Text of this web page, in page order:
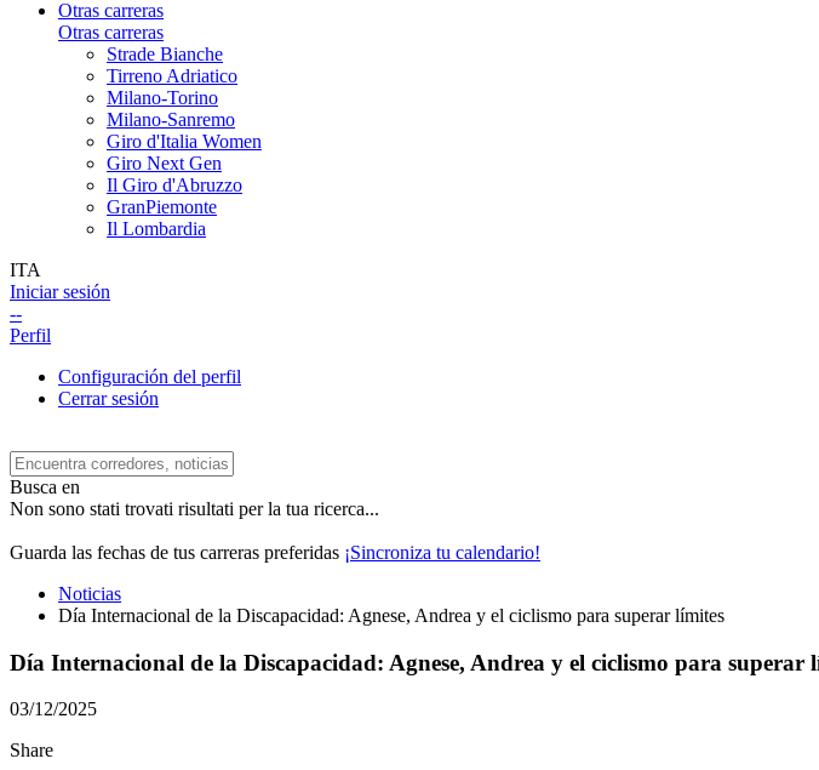
Otras carreras
Otras carreras
Strade Bianche
Tirreno Adriatico
Milano-Torino
Milano-Sanremo
Giro d'Italia Women
Giro Next Gen
Il Giro d'Abruzzo
GranPiemonte
Il Lombardia
ITA
Iniciar sesión
--
Perfil
Configuración del perfil
Cerrar sesión
Busca en
Non sono stati trovati risultati per la tua ricerca...
Guarda las fechas de tus carreras preferidas ¡Sincroniza tu calendario!
Noticias
Día Internacional de la Discapacidad: Agnese, Andrea y el ciclismo para superar límites
Día Internacional de la Discapacidad: Agnese, Andrea y el ciclismo para superar
03/12/2025
Share